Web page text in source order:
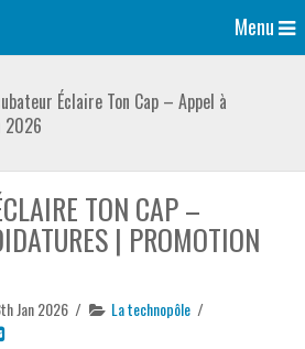
Menu
Éclaire Ton Cap – Appel à
2026
TON CAP –
| PROMOTION
Jan 2026 / La technopôle /